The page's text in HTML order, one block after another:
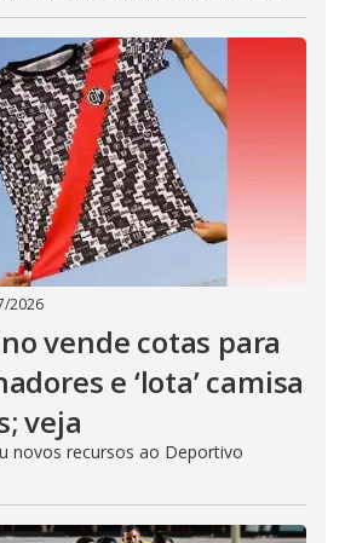
2026
vende cotas para
e ‘lota’ camisa
veja
novos recursos ao Deportivo